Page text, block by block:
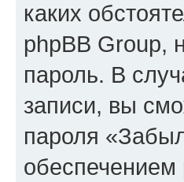
каких
phpBB Group,
пароль. В
записи, вы
пароля